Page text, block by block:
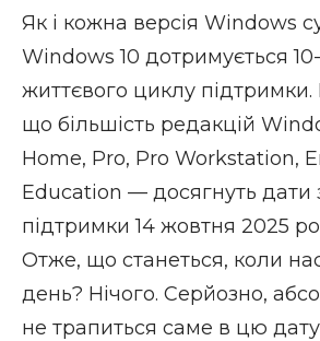
Як і кожна версія Windows
Windows 10 дотримується
життєвого циклу підтримки.
що більшість редакцій
Home, Pro, Pro Workstation,
Education — досягнуть дати
підтримки 14 жовтня 2025
Отже, що станеться, коли
день? Нічого. Серйозно,
не трапиться саме в цю